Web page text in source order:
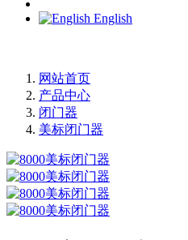
English
网站首页
产品中心
闭门器
美标闭门器